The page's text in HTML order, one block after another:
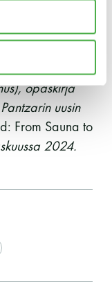
ja
(Penguin
24 eri
opaskirja
uusin
From Sauna to
2024.